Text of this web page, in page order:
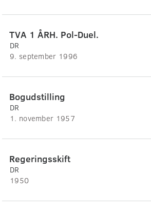
TVA 1 ÅRH. Pol-Duel.
DR
9. september 1996
Bogudstilling
DR
1. november 1957
Regeringsskift
DR
1950